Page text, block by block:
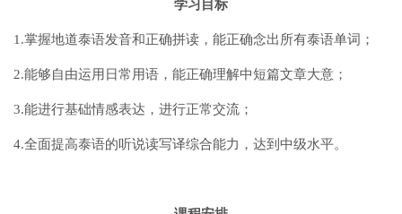
学习目标
1.掌握地道泰语发音和正确拼读，能正确念出所有泰语单词；
2.能够自由运用日常用语，能正确理解中短篇文章大意；
3.能进行基础情感表达，进行正常交流；
4.全面提高泰语的听说读写译综合能力，达到中级水平。